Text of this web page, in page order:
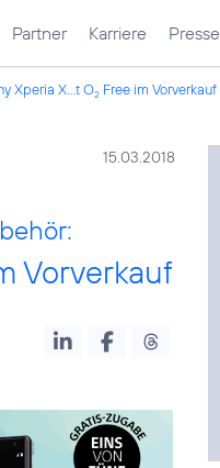
Partner Karriere Presse
Xperia X...t O2 Free im Vorverkauf
15.03.2018
Vorverkauf